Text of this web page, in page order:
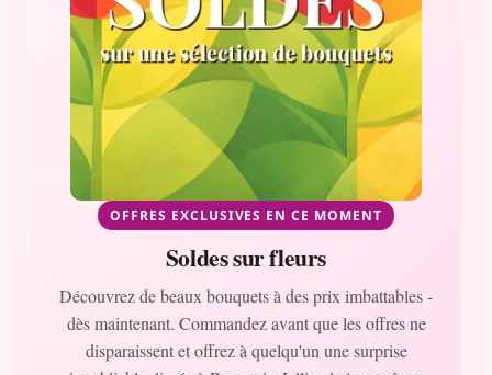
OFFRES EXCLUSIVES EN CE MOMENT
Soldes sur fleurs
Découvrez de beaux bouquets à des prix imbattables -
dès maintenant. Commandez avant que les offres ne
disparaissent et offrez à quelqu'un une surprise